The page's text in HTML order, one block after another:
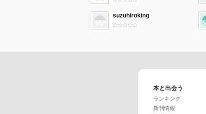
suzuhiroking
本と出会う
ランキング
新刊情報